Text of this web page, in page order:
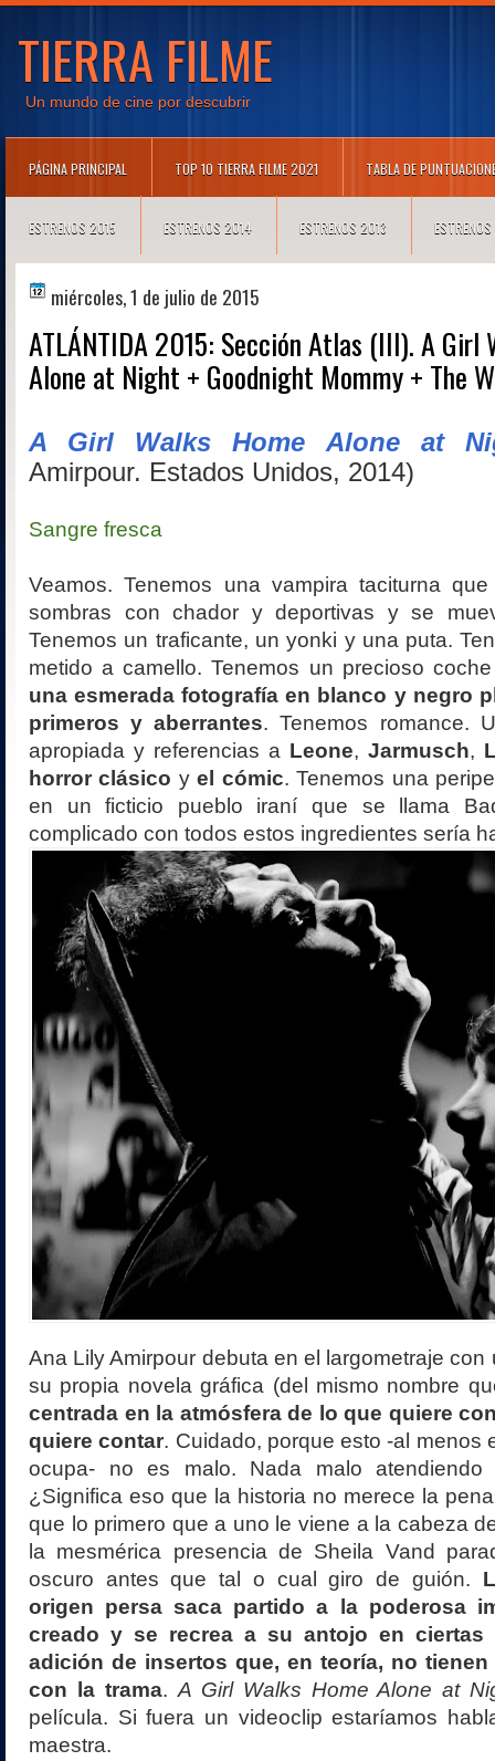
TIERRA FILME
Un mundo de cine por descubrir
PÁGINA PRINCIPAL TOP 10 TIERRA FILME 2021 TABLA DE
ESTRENOS 2015 ESTRENOS 2014 ESTRENOS 2013
miércoles, 1 de julio de 2015
ATLÁNTIDA 2015: Sección Atlas (III). A Girl
Alone at Night + Goodnight Mommy + The
A Girl Walks Home Alone at
Amirpour. Estados Unidos, 2014)
Sangre fresca
Veamos. Tenemos una vampira taciturna
sombras con chador y deportivas y se
Tenemos un traficante, un yonki y una puta.
metido a camello. Tenemos un precioso
una esmerada fotografía en blanco y negro
primeros y aberrantes. Tenemos romance.
apropiada y referencias a Leone, Jarmusch,
horror clásico yel cómic. Tenemos una
en un ficticio pueblo iraní que se llama
complicado con todos estos ingredientes sería
Ana Lily Amirpour debuta en el largometraje
su propia novela gráfica (del mismo nombre
centrada en la atmósfera de lo que quiere
quiere contar. Cuidado, porque esto -al menos
ocupa- no es malo. Nada malo atendiendo
¿Significa eso que la historia no merece la
que lo primero que a uno le viene a la cabeza
la mesmérica presencia de Sheila Vand
oscuro antes que tal o cual giro de guión.
origen persa saca partido a la poderosa
creado y se recrea a su antojo en ciertas
adición de insertos que, en teoría, no
con la trama. A Girl Walks Home Alone at
película. Si fuera un videoclip estaríamos
maestra.